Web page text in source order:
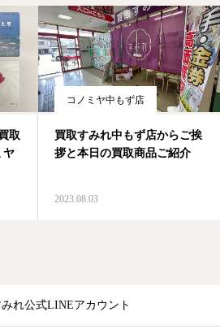
取
ヤ
コノミヤ中もず店
買取すみれ中もず店からご挨
拶と本日の買取商品ご紹介
2023.08.03
れ公式LINEアカウント